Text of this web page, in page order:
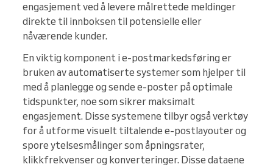
engasjement ved å levere målrettede meldinger
direkte til innboksen til potensielle eller
nåværende kunder.
En viktig komponent i e-postmarkedsføring er
bruken av automatiserte systemer som hjelper til
med å planlegge og sende e-poster på optimale
tidspunkter, noe som sikrer maksimalt
engasjement. Disse systemene tilbyr også verktøy
for å utforme visuelt tiltalende e-postlayouter og
spore ytelsesmålinger som åpningsrater,
klikkfrekvenser og konverteringer. Disse dataene